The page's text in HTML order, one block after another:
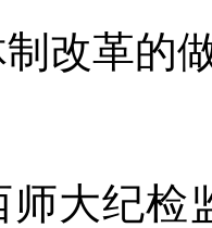
改革的
纪检监